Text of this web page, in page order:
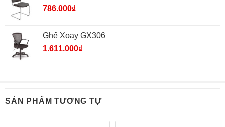
786.000₫
Ghế Xoay GX306
1.611.000₫
SẢN PHẨM TƯƠNG TỰ